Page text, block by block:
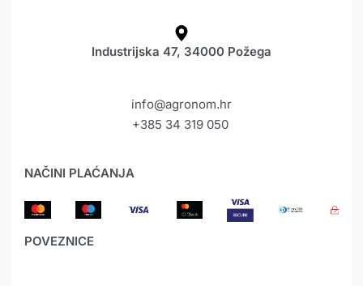
Industrijska 47, 34000 Požega
info@agronom.hr
+385 34 319 050
NAČINI PLAĆANJA
POVEZNICE